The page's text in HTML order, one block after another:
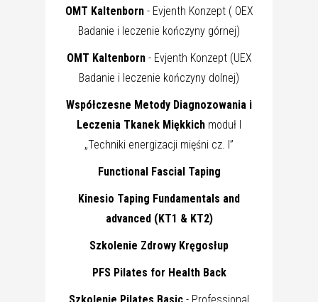
OMT Kaltenborn - Evjenth Konzept ( OEX
Badanie i leczenie kończyny górnej)
OMT Kaltenborn - Evjenth Konzept (UEX
Badanie i leczenie kończyny dolnej)
Współczesne Metody Diagnozowania i
Leczenia Tkanek Miękkich moduł I
„Techniki energizacji mięśni cz. I”
Functional Fascial Taping
Kinesio Taping Fundamentals and
advanced (KT1 & KT2)
Szkolenie Zdrowy Kręgosłup
PFS Pilates for Health Back